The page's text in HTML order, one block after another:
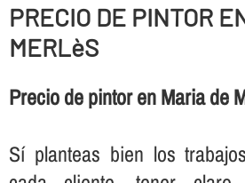
PRECIO DE PINTOR
MERLèS
Precio de pintor en Maria de
Sí­ planteas bien los